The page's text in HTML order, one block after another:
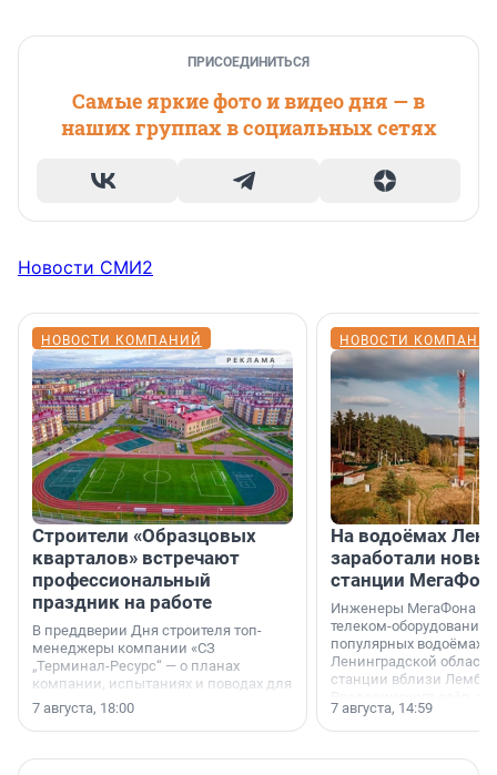
ПРИСОЕДИНИТЬСЯ
Самые яркие фото и видео дня — в
наших группах в социальных сетях
Новости СМИ2
НОВОСТИ КОМПАНИЙ
Строители «Образцовых
кварталов» встречают
профессиональный
праздник на работе
В преддверии Дня строителя топ-
менеджеры компании «СЗ
„Терминал-Ресурс“ — о планах
компании, испытаниях и поводах для
осторожного оптимизма.
7 августа, 18:00
НОВОСТИ
На водоёмах
заработали
станции
Инженеры МегаФона
телеком-оборудование
популярных водоёмах
Ленинградской
станции вблизи
недалеко от Большого
водопада.
7 августа, 14:59